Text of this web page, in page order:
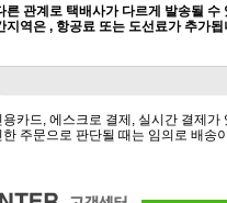
른 관계로 택배사가 다르게 발송될 수
지역은 , 항공료 또는 도선료가 추가됩
카드, 에스크로 결제, 실시간 결제가
주문으로 판단될 때는 임의로 배송